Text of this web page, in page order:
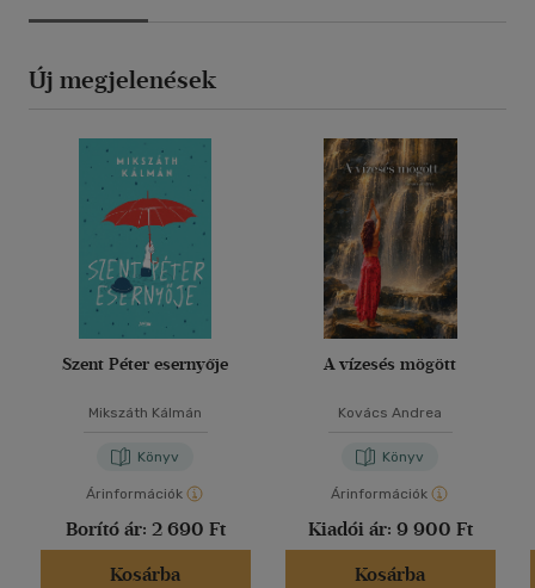
Új megjelenések
Szent Péter esernyője
Mikszáth Kálmán
Könyv
Árinformációk
Borító ár: 2 690 Ft
Kosárba
A vízesés mögött
Kovács Andrea
Könyv
Árinformációk
Kiadói ár: 9 900 Ft
Kosárba